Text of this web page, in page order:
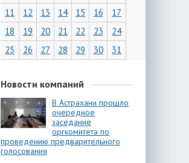
11
12 13 14 15 16
17
18
19 20 21 22 23
24
25
26 27 28 29 30 31
Новости компаний
В Астрахани прошло
очередное
заседание
оргкомитета по
проведению предварительного
голосования